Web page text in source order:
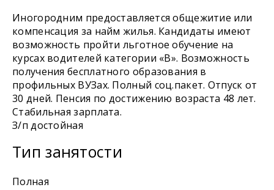
Иногородним предоставляется общежитие или
компенсация за найм жилья. Кандидаты имеют
возможность пройти льготное обучение на
курсах водителей категории «В». Возможность
получения бесплатного образования в
профильных ВУЗах. Полный соц.пакет. Отпуск от
30 дней. Пенсия по достижению возраста 48 лет.
Стабильная зарплата.
З/п достойная
Тип занятости
Полная